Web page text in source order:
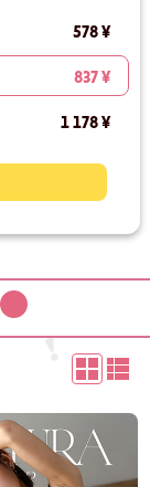
578 ¥
837 ¥
1 178 ¥